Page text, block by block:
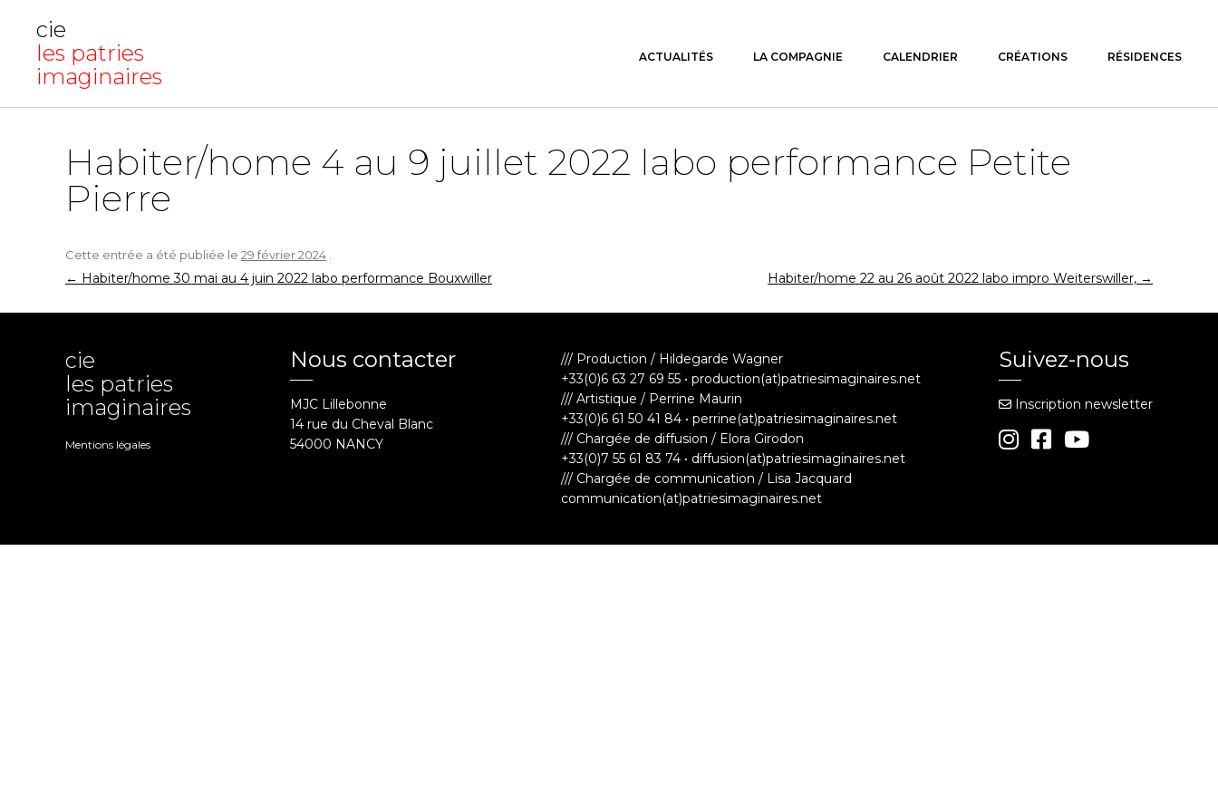
cie
les patries
imaginaires
ACTUALITÉS LA COMPAGNIE CALENDRIER CRÉATIONS RÉSIDENCES
Habiter/home 4 au 9 juillet 2022 labo performance Petite
Pierre
Cette entrée a été publiée le 29 février 2024
Navigation
des
← Habiter/home 30 mai au 4 juin 2022 labo performance Bouxwiller Habiter/home 22 au 26 août 2022 labo impro Weiterswiller, →
cie
les patries
imaginaires
Mentions légales
Nous contacter
MJC Lillebonne
14 rue du Cheval Blanc
54000 NANCY
/// Production / Hildegarde Wagner
+33(0)6 63 27 69 55 • production(at)patriesimaginaires.net
/// Artistique / Perrine Maurin
+33(0)6 61 50 41 84 • perrine(at)patriesimaginaires.net
/// Chargée de diffusion / Elora Girodon
+33(0)7 55 61 83 74 • diffusion(at)patriesimaginaires.net
/// Chargée de communication / Lisa Jacquard
communication(at)patriesimaginaires.net
Suivez-nous
Inscription newsletter